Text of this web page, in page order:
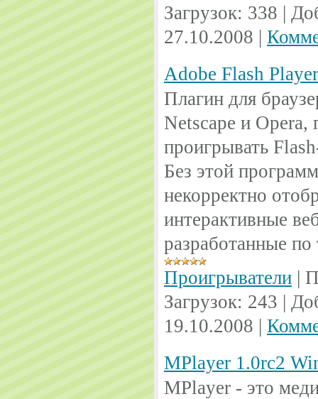
Загрузок: 338 |
27.10.2008 |
Adobe Flash
Плагин для
Netscape и
проигрывать
Без этой
некорректно
интерактивные
разработанные
Проигрыватели |
Загрузок: 243 |
19.10.2008 |
MPlayer 1.0rc2
MPlayer - это